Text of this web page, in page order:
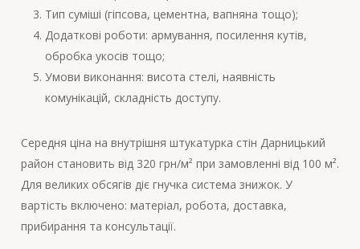
Тип суміші (гіпсова, цементна, вапняна тощо);
Додаткові роботи: армування, посилення кутів,
обробка укосів тощо;
Умови виконання: висота стелі, наявність
комунікацій, складність доступу.
Середня ціна на внутрішня штукатурка стін Дарницький
район становить від 320 грн/м² при замовленні від 100 м².
Для великих обсягів діє гнучка система знижок. У
вартість включено: матеріал, робота, доставка,
прибирання та консультації.